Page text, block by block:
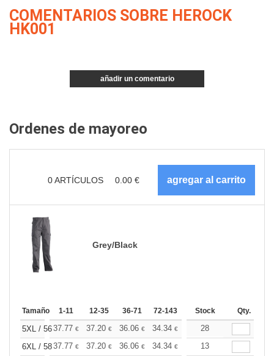
COMENTARIOS SOBRE HEROCK
HK001
añadir un comentario
Ordenes de mayoreo
0ARTÍCULOS 0.00 €
Grey/Black
Tamaño 1-11 12-35 36-71 72-143 144-287 288 +
Stock Qty.
5XL / 5637.77 € 37.20 € 36.06 € 34.34 € 32.62€
28
6XL / 5837.77 € 37.20 € 36.06 € 34.34 € 32.62€
13